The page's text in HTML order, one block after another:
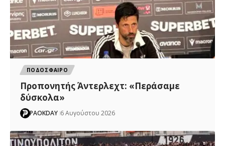
ΠΟΔΟΣΦΑΙΡΟ
Προπονητής Άντερλεχτ: «Περάσαμε
δύσκολα»
PAOKDAY 6 Αυγούστου 2026